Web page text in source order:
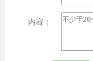
内容：